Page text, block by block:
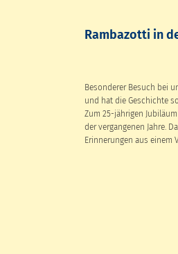
Rambazotti in
Besonderer Besuch bei
und hat die Geschichte
Zum 25-jährigen
der vergangenen Jahre.
Erinnerungen aus einem